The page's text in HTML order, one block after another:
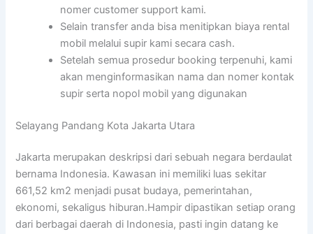
nomer customer support kami.
Selain transfer anda bisa menitipkan biaya rental
mobil melalui supir kami secara cash.
Setelah semua prosedur booking terpenuhi, kami
akan menginformasikan nama dan nomer kontak
supir serta nopol mobil yang digunakan
Selayang Pandang Kota Jakarta Utara
Jakarta merupakan deskripsi dari sebuah negara berdaulat
bernama Indonesia. Kawasan ini memiliki luas sekitar
661,52 km2 menjadi pusat budaya, pemerintahan,
ekonomi, sekaligus hiburan.Hampir dipastikan setiap orang
dari berbagai daerah di Indonesia, pasti ingin datang ke